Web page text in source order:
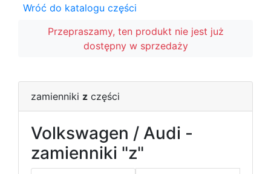
Wróć do katalogu części
Przepraszamy, ten produkt nie jest już
dostępny w sprzedaży
zamienniki z części
Volkswagen / Audi -
zamienniki "z"